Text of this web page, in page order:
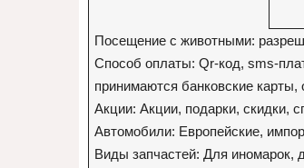
Посещение с животными:
Способ оплаты: Qr-код, sms-
принимаются банковские карты,
Акции: Акции, подарки, скидки,
Автомобили: Европейские,
Виды запчастей: Для иномарок,